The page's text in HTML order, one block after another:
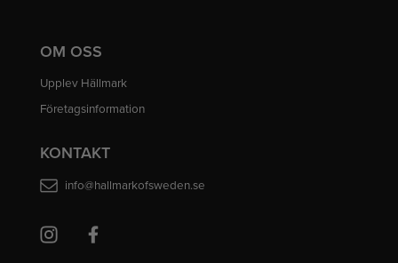
OM OSS
Upplev Hällmark
Företagsinformation
KONTAKT
info@hallmarkofsweden.se